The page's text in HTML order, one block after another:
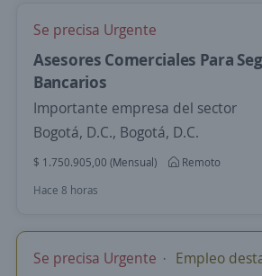
Se precisa Urgente
Asesores Comerciales Para
Bancarios
Importante empresa del sector
Bogotá, D.C., Bogotá, D.C.
$ 1.750.905,00 (Mensual)
Remoto
Hace 8 horas
Se precisa Urgente Empleo